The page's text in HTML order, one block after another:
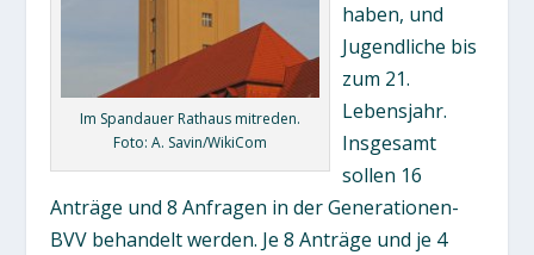
Im Spandauer Rathaus mitreden.
Foto: A. Savin/WikiCom
haben, und
Jugendliche bis
zum 21.
Lebensjahr.
Insgesamt
sollen 16
Anträge und 8 Anfragen in der Generationen-
BVV behandelt werden. Je 8 Anträge und je 4